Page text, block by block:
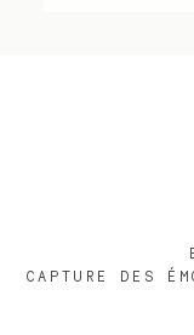
CAPTURE DES